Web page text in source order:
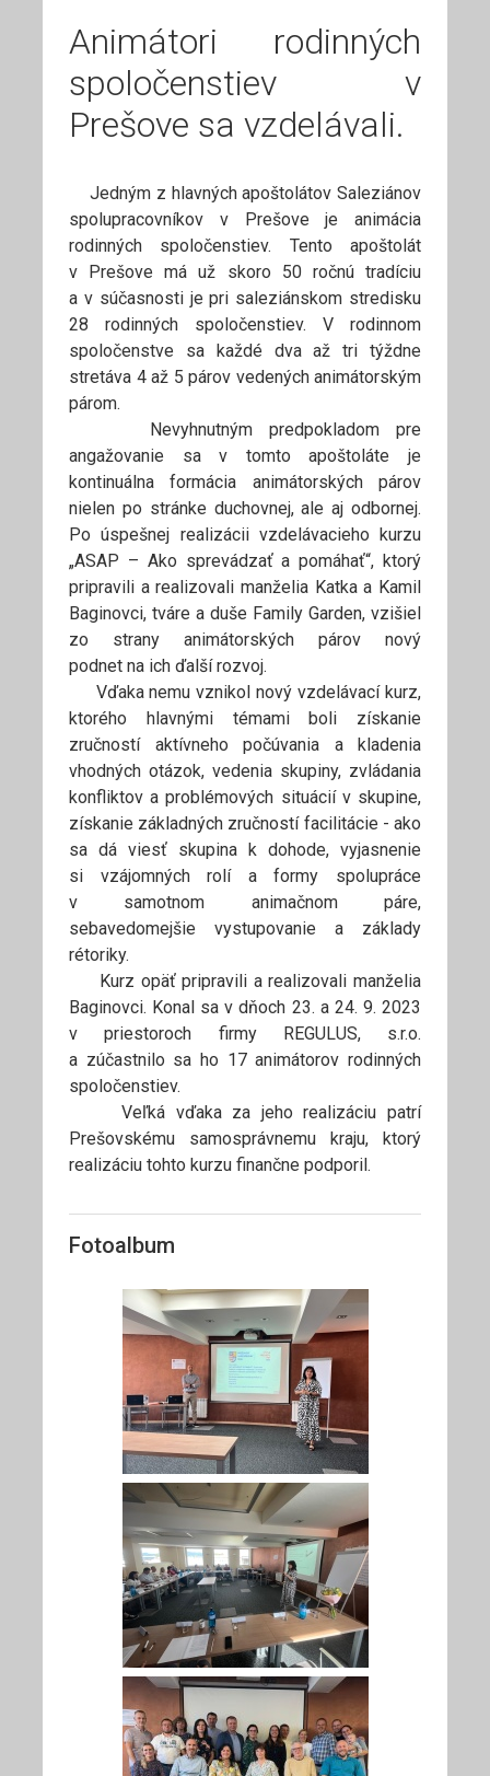
Animátori rodinných
spoločenstiev v
Prešove sa vzdelávali.
Jedným z hlavných apoštolátov Saleziánov
spolupracovníkov v Prešove je animácia
rodinných spoločenstiev. Tento apoštolát
v Prešove má už skoro 50 ročnú tradíciu
a v súčasnosti je pri saleziánskom stredisku
28 rodinných spoločenstiev. V rodinnom
spoločenstve sa každé dva až tri týždne
stretáva 4 až 5 párov vedených animátorským
párom.
Nevyhnutným predpokladom pre
angažovanie sa v tomto apoštoláte je
kontinuálna formácia animátorských párov
nielen po stránke duchovnej, ale aj odbornej.
Po úspešnej realizácii vzdelávacieho kurzu
„ASAP – Ako sprevádzať a pomáhať“, ktorý
pripravili a realizovali manželia Katka a Kamil
Baginovci, tváre a duše Family Garden, vzišiel
zo strany animátorských párov nový
podnet na ich ďalší rozvoj.
Vďaka nemu vznikol nový vzdelávací kurz,
ktorého hlavnými témami boli získanie
zručností aktívneho počúvania a kladenia
vhodných otázok, vedenia skupiny, zvládania
konfliktov a problémových situácií v skupine,
získanie základných zručností facilitácie - ako
sa dá viesť skupina k dohode, vyjasnenie
si vzájomných rolí a formy spolupráce
v samotnom animačnom páre,
sebavedomejšie vystupovanie a základy
rétoriky.
Kurz opäť pripravili a realizovali manželia
Baginovci. Konal sa v dňoch 23. a 24. 9. 2023
v priestoroch firmy REGULUS, s.r.o.
a zúčastnilo sa ho 17 animátorov rodinných
spoločenstiev.
Veľká vďaka za jeho realizáciu patrí
Prešovskému samosprávnemu kraju, ktorý
realizáciu tohto kurzu finančne podporil.
Fotoalbum